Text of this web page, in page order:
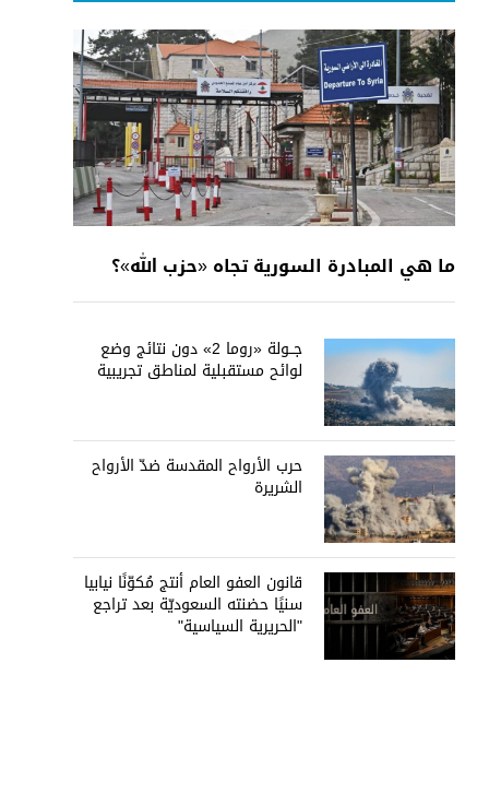
ما هي المبادرة السورية تجاه «حزب الله»؟
جــولة «روما 2» دون نتائج وضع
لوائح مستقبلية لمناطق تجريبية
حرب الأرواح المقدسة ضدّ الأرواح
الشريرة
قانون العفو العام أنتج مُكوّنًا نيابيا
سنيًا حضنته السعوديّة بعد تراجع
"الحريرية السياسية"